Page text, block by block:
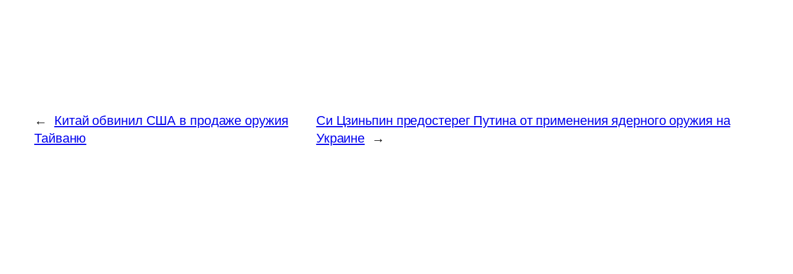
←
Китай обвинил США в продаже оружия
Тайваню
Си Цзиньпин предостерег Путина от применения ядерного оружия на
Украине
→